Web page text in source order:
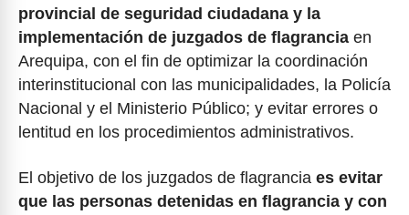
provincial de seguridad ciudadana y la
implementación de juzgados de flagrancia en
Arequipa, con el fin de optimizar la coordinación
interinstitucional con las municipalidades, la Policía
Nacional y el Ministerio Público; y evitar errores o
lentitud en los procedimientos administrativos.
El objetivo de los juzgados de flagrancia es evitar
que las personas detenidas en flagrancia y con